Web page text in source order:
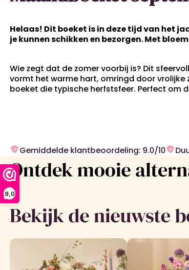
9,0
Helaas! Dit boeket is in deze tijd van het
je kunnen schikken en bezorgen. Met
Wie zegt dat de zomer voorbij is? Dit
vormt het warme hart, omringd door vrolijke
boeket die typische herfstsfeer. Perfect om
Gemiddelde klantbeoordeling: 9.0/10
Ontdek mooie
Bekijk de nieuwste